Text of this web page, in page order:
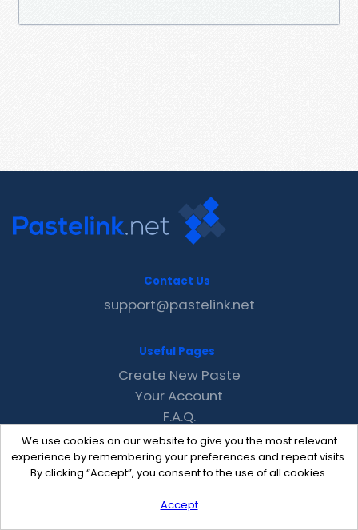
We use cookies on our website to give you the most relevant
experience by remembering your preferences and repeat visits.
By clicking “Accept”, you consent to the use of all cookies.
Accept
Contact Us
support@pastelink.net
Useful Pages
Create New Paste
Your Account
F.A.Q.
Recent
Contact